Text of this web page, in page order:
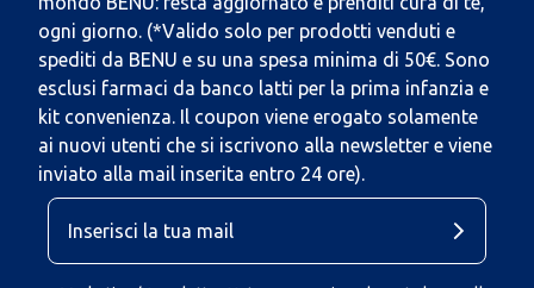
ogni giorno. (*Valido solo per prodotti venduti e
spediti da BENU e su una spesa minima di 50€. Sono
esclusi farmaci da banco latti per la prima infanzia e
kit convenienza. Il coupon viene erogato solamente
ai nuovi utenti che si iscrivono alla newsletter e viene
inviato alla mail inserita entro 24 ore).